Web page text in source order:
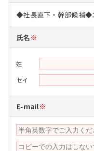
MBAを生かす求人特集
年齢と年収の相関図
◆社長直下・幹部候補◆
氏名 ※
姓
セイ
E-mail※